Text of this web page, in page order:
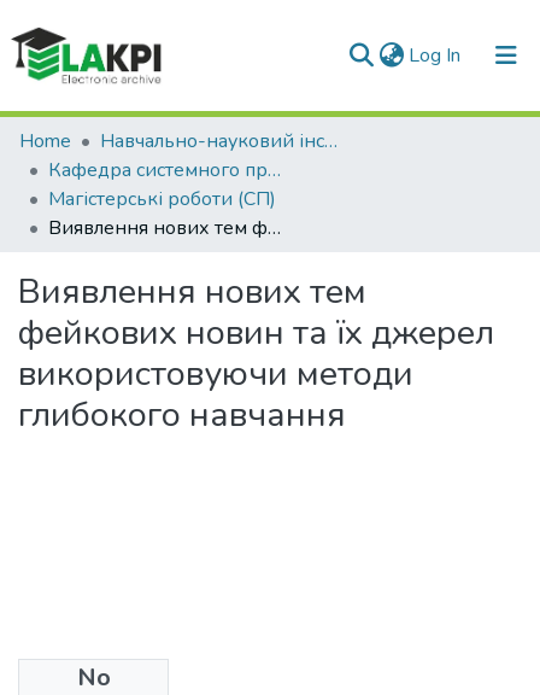
Log In (current)
Communities & Collections
All of DSpace
Statistics
Home
Навчально-науковий інститут прикладного системного аналізу (НН ІПСА)
Кафедра системного проектування (СП)
Магістерські роботи (СП)
Виявлення нових тем фейкових новин та їх джерел використовуючи методи глибокого навчання
Виявлення нових тем
фейкових новин та їх джерел
використовуючи методи
глибокого навчання
No